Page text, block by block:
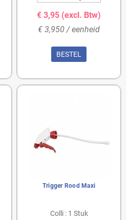
€ 3,95 (excl. Btw)
€ 3,950 / eenheid
BESTEL
Trigger Rood Maxi
Colli : 1 Stuk